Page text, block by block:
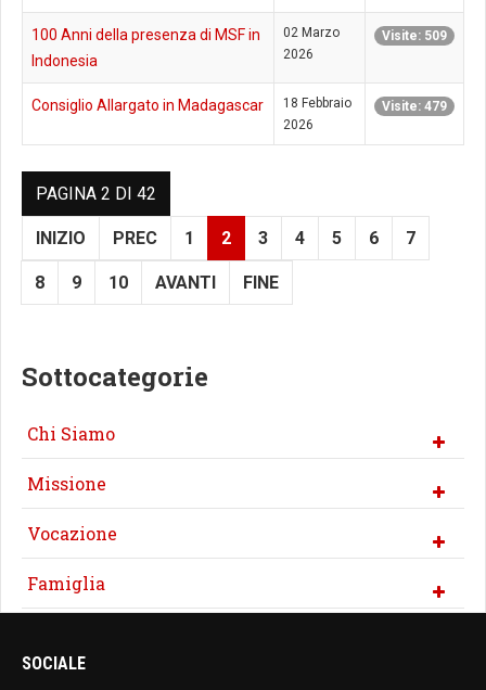
100 Anni della presenza di MSF in
Indonesia
02 Marzo
2026
Visite: 509
Consiglio Allargato in Madagascar
18 Febbraio
2026
Visite: 479
PAGINA 2 DI 42
INIZIO PREC 1 2 3 4 5 6 7
8 9 10 AVANTI FINE
Sottocategorie
Chi Siamo
Missione
Vocazione
Famiglia
SOCIALE